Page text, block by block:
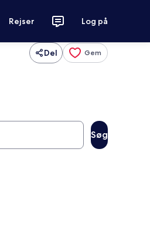
Rejser Log på
Del Gem
Søg